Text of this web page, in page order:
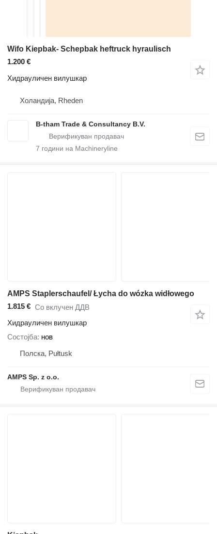
Wifo Kiepbak- Schepbak heftruck hyraulisch
1.200 €
Хидрауличен вилушкар
Холандија, Rheden
B-tham Trade & Consultancy B.V.
7 години на Machineryline
AMPS Staplerschaufel/ Łycha do wózka widłowego
1.815 € Со вклучен ДДВ
Хидрауличен вилушкар
Состојба нов
Полска, Pułtusk
AMPS Sp. z o.o.